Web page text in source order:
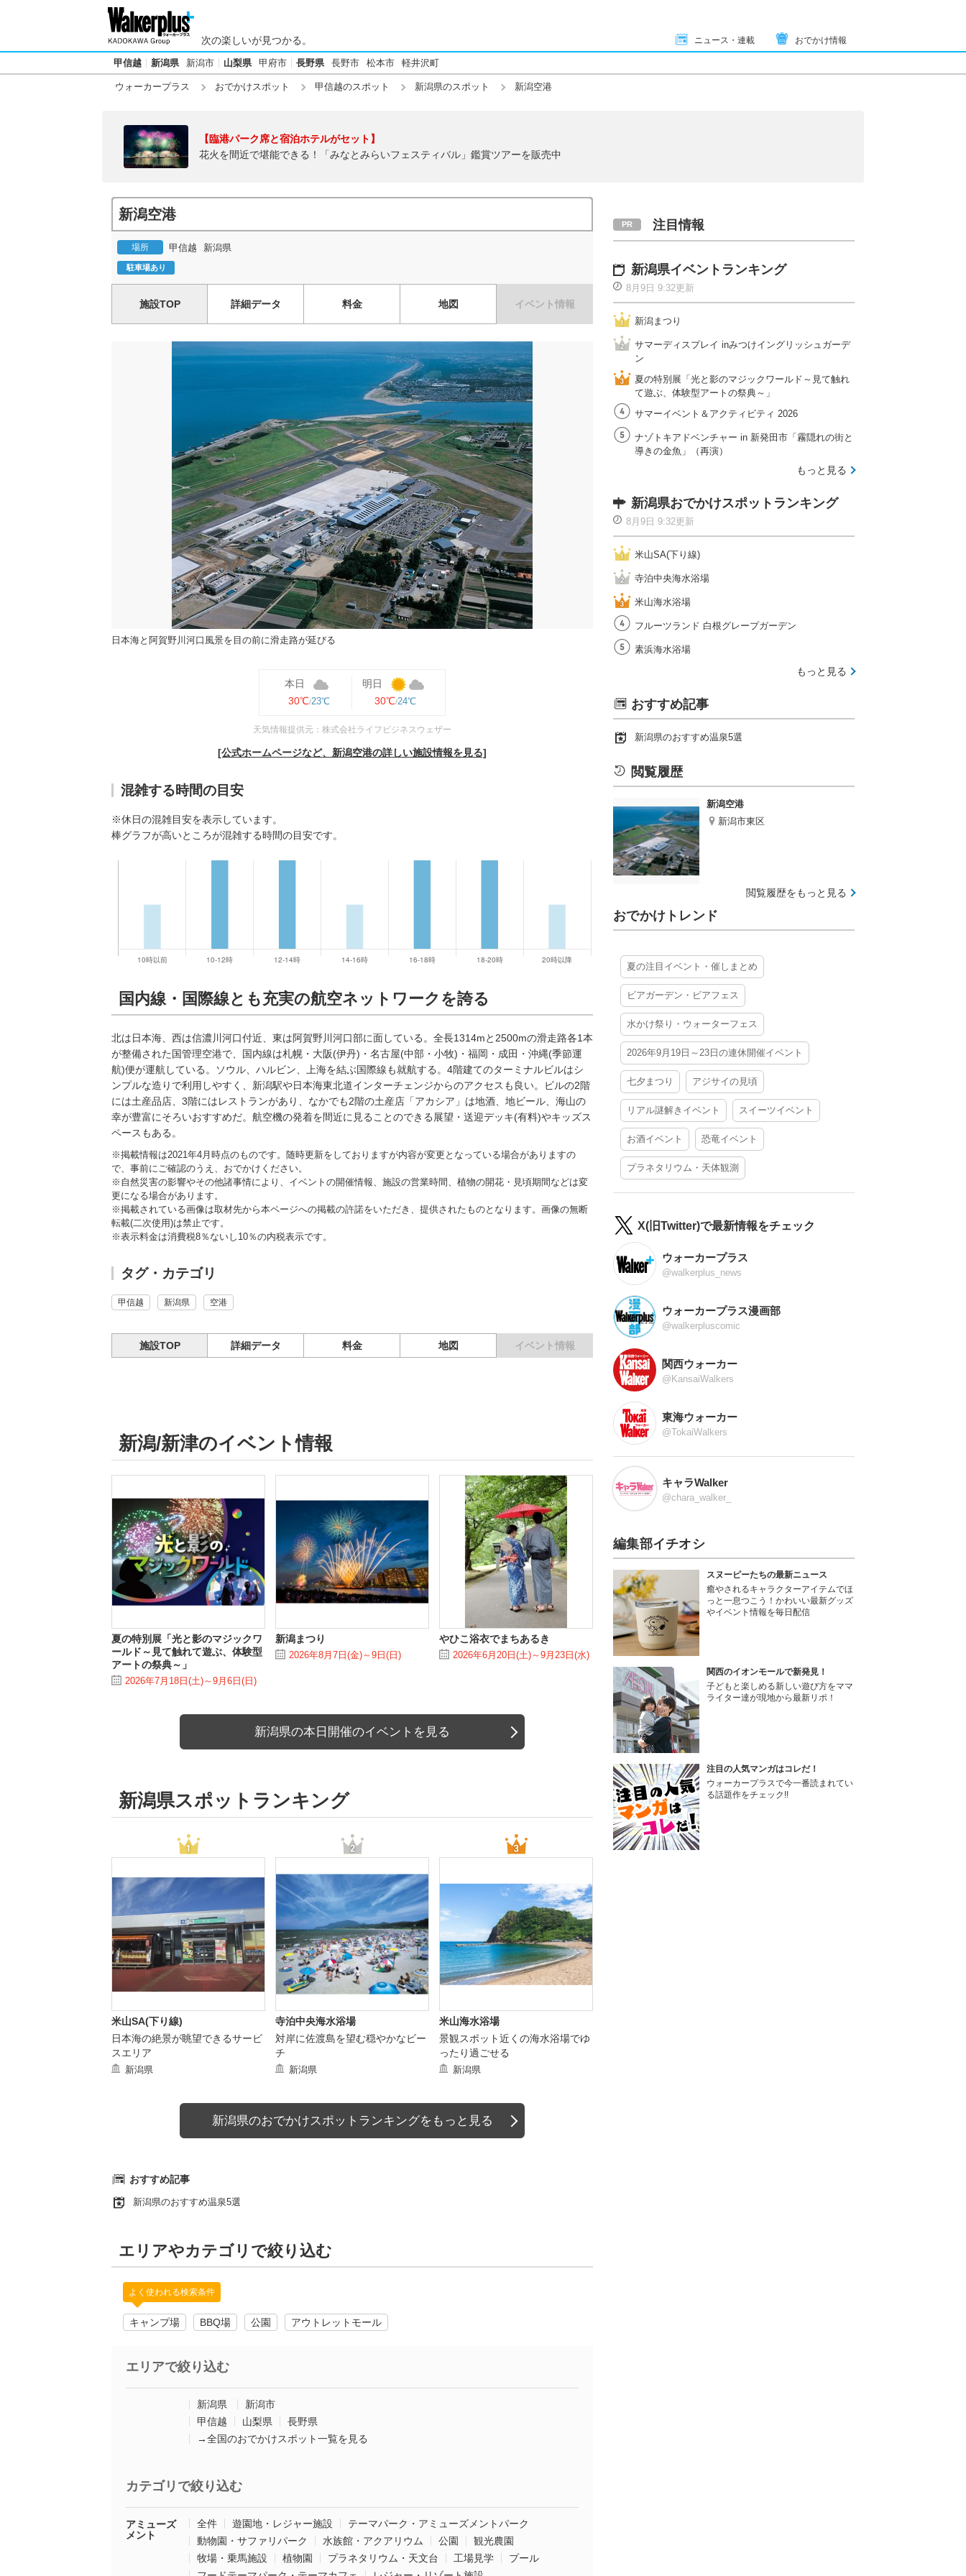
次の楽しいが見つかる。 ニュース・連載 おでかけ情報
甲信越 新潟県 新潟市 山梨県 甲府市 長野県 長野市 松本市 軽井沢町
ウォーカープラス おでかけスポット 甲信越のスポット 新潟県のスポット 新潟空港
【臨港パーク席と宿泊ホテルがセット】
花火を間近で堪能できる！「みなとみらいフェスティバル」鑑賞ツアーを販売中
新潟空港
場所 甲信越 新潟県
駐車場あり
施設TOP 詳細データ 料金 地図 イベント情報
日本海と阿賀野川河口風景を目の前に滑走路が延びる
本日
30℃ 23℃
明日
30℃ 24℃
天気情報提供元：株式会社ライフビジネスウェザー
[公式ホームページなど、新潟空港の詳しい施設情報を見る]
混雑する時間の目安
※休日の混雑目安を表示しています。
棒グラフが高いところが混雑する時間の目安です。
国内線・国際線とも充実の航空ネットワークを誇る
北は日本海、西は信濃川河口付近、東は阿賀野川河口部に面している。全長1314mと2500mの滑走路各1本
が整備された国管理空港で、国内線は札幌・大阪(伊丹)・名古屋(中部・小牧)・福岡・成田・沖縄(季節運
航)便が運航している。ソウル、ハルビン、上海を結ぶ国際線も就航する。4階建てのターミナルビルはシ
ンプルな造りで利用しやすく、新潟駅や日本海東北道インターチェンジからのアクセスも良い。ビルの2階
には土産品店、3階にはレストランがあり、なかでも2階の土産店「アカシア」は地酒、地ビール、海山の
幸が豊富にそろいおすすめだ。航空機の発着を間近に見ることのできる展望・送迎デッキ(有料)やキッズス
ペースもある。
※掲載情報は2021年4月時点のものです。随時更新をしておりますが内容が変更となっている場合がありますの
で、事前にご確認のうえ、おでかけください。
※自然災害の影響やその他諸事情により、イベントの開催情報、施設の営業時間、植物の開花・見頃期間などは変
更になる場合があります。
※掲載されている画像は取材先から本ページへの掲載の許諾をいただき、提供されたものとなります。画像の無断
転載(二次使用)は禁止です。
※表示料金は消費税8％ないし10％の内税表示です。
タグ・カテゴリ
甲信越 新潟県 空港
施設TOP 詳細データ 料金 地図 イベント情報
新潟/新津のイベント情報
夏の特別展「光と影のマジックワ
ールド～見て触れて遊ぶ、体験型
アートの祭典～」
2026年7月18日(土)～9月6日(日)
新潟まつり
2026年8月7日(金)～9日(日)
やひこ浴衣でまちあるき
2026年6月20日(土)～9月23日(水)
新潟県の本日開催のイベントを見る
新潟県スポットランキング
米山SA(下り線)
日本海の絶景が眺望できるサービ
スエリア
新潟県
寺泊中央海水浴場
対岸に佐渡島を望む穏やかなビー
チ
新潟県
米山海水浴場
景観スポット近くの海水浴場でゆ
ったり過ごせる
新潟県
新潟県のおでかけスポットランキングをもっと見る
おすすめ記事
新潟県のおすすめ温泉5選
エリアやカテゴリで絞り込む
よく使われる検索条件
キャンプ場 BBQ場 公園 アウトレットモール
エリアで絞り込む
新潟県
新潟市
甲信越
山梨県
長野県
→全国のおでかけスポット一覧を見る
カテゴリで絞り込む
アミューズ
メント
全件 遊園地・レジャー施設
テーマパーク・アミューズメントパーク
動物園・サファリパーク
水族館・アクアリウム 公園
観光農園
牧場・乗馬施設
植物園 プラネタリウム・天文台 工場見学
プール
注目情報
新潟県イベントランキング
8月9日 9:32更新
新潟まつり
サマーディスプレイ inみつけイングリッシュガーデ
ン
夏の特別展「光と影のマジックワールド～見て触れ
て遊ぶ、体験型アートの祭典～」
サマーイベント＆アクティビティ 2026
ナゾトキアドベンチャー in 新発田市「霧隠れの街と
導きの金魚」（再演）
もっと見る
新潟県おでかけスポットランキング
8月9日 9:32更新
米山SA(下り線)
寺泊中央海水浴場
米山海水浴場
フルーツランド 白根グレープガーデン
素浜海水浴場
もっと見る
おすすめ記事
新潟県のおすすめ温泉5選
閲覧履歴
新潟空港
新潟市東区
閲覧履歴をもっと見る
おでかけトレンド
夏の注目イベント・催しまとめ
ビアガーデン・ビアフェス
水かけ祭り・ウォーターフェス
2026年9月19日～23日の連休開催イベント
七夕まつり アジサイの見頃
リアル謎解きイベント スイーツイベント
お酒イベント 恐竜イベント
プラネタリウム・天体観測
X(旧Twitter)で最新情報をチェック
ウォーカープラス
@walkerplus_news
ウォーカープラス漫画部
@walkerpluscomic
関西ウォーカー
@KansaiWalkers
東海ウォーカー
@TokaiWalkers
キャラWalker
@chara_walker_
編集部イチオシ
スヌーピーたちの最新ニュース
癒やされるキャラクターアイテムでほ
っと一息つこう！かわいい最新グッズ
やイベント情報を毎日配信
関西のイオンモールで新発見！
子どもと楽しめる新しい遊び方をママ
ライター達が現地から最新リポ！
注目の人気マンガはコレだ！
ウォーカープラスで今一番読まれてい
る話題作をチェック!!